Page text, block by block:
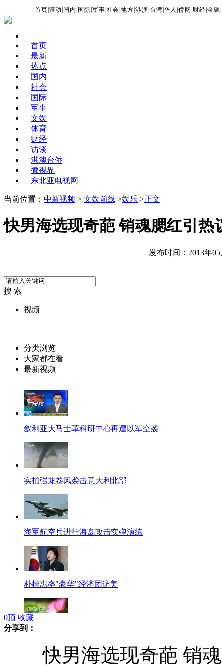
首页 |滚动 国内 国际 |军事 |社会 |地方 |港澳 台湾 |华人 |侨网 财经 |金融 |
首页
最新
热点
国内
社会
国际
军事
文娱
体育
财经
访谈
港澳台侨
微视界
东北亚电视网
当前位置： 中新视频 > 文娱前线 >娱乐 >正文
快男海选现奇葩 销魂腮红引热
发布时间：2013年05
搜 索
视频
分类浏览
大家都在看
最新视频
叙利亚大马士革科研中心再遭以军空袭
实拍强龙卷风袭击意大利北部
海军航空兵进行海岛攻击实弹演练
朴槿惠率"豪华"经济团访美
0顶 收藏
分享到：
快男海选现奇葩 销魂